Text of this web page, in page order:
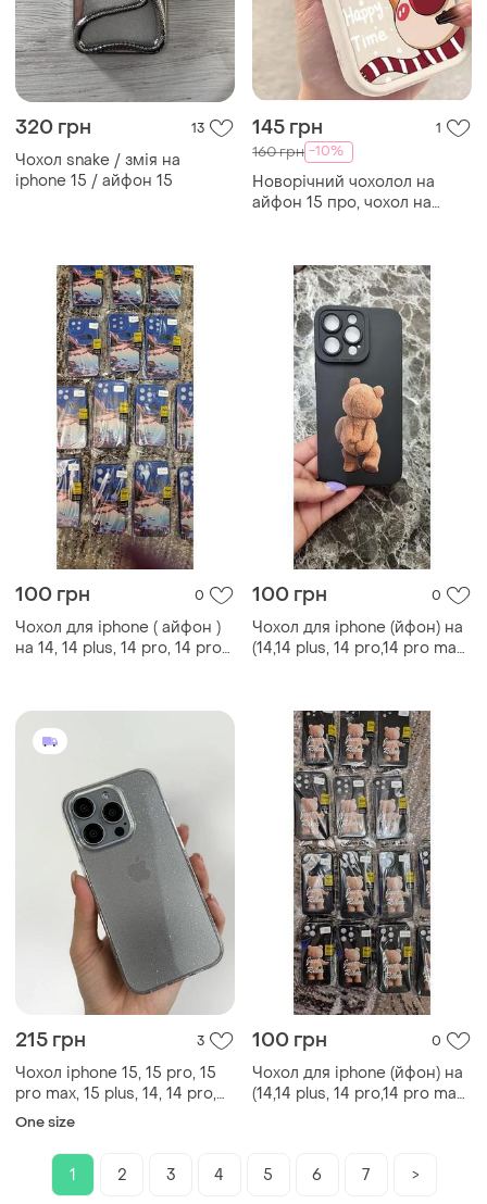
320 грн 13
Чохол snake / змія на
iphone 15 / айфон 15
145 грн 1
160 грн -10%
Новорічний чохолол на
айфон 15 про, чохол на
100 грн 0
Чохол для іphone ( айфон )
на 14, 14 plus, 14 pro, 14 pro
100 грн 0
Чохол для iphone (йфон) на
(14,14 plus, 14 pro,14 pro max,
215 грн 3
Чохол iphone 15, 15 pro, 15
pro max, 15 plus, 14, 14 pro,
14 pro max, 14 plus
One size
100 грн 0
Чохол для iphone (йфон) на
(14,14 plus, 14 pro,14 pro max,
1 2 3 4 5 6 7 >